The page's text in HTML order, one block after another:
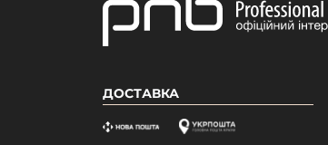
ДОСТАВКА